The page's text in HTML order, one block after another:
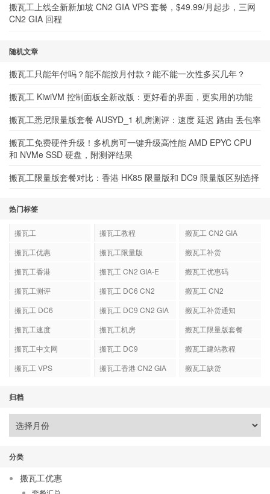
搬瓦工上线全新新加坡 CN2 GIA VPS 套餐，$49.99/月起步，三网
CN2 GIA 回程
随机文章
搬瓦工只能年付吗？能不能按月付款？能不能一次性多买几年？
搬瓦工 KiwiVM 控制面板全新改版：更好看的界面，更实用的功能
搬瓦工悉尼限量版套餐 AUSYD_1 机房测评：速度 延迟 路由 丢包率
搬瓦工免费硬件升级！多机房可一键升级高性能 AMD EPYC CPU
和 NVMe SSD 硬盘，附测评结果
搬瓦工限量版套餐对比：香港 HK85 限量版和 DC9 限量版区别选择
热门标签
搬瓦工 搬瓦工教程
搬瓦工 CN2 GIA
搬瓦工优惠
搬瓦工限量版
搬瓦工补货
搬瓦工香港
搬瓦工 CN2 GIA-E
搬瓦工优惠码
搬瓦工测评
搬瓦工 DC6 CN2
搬瓦工 CN2
搬瓦工 DC6
搬瓦工 DC9 CN2 GIA
搬瓦工补货通知
搬瓦工速度
搬瓦工机房
搬瓦工限量版套餐
搬瓦工中文网
搬瓦工 DC9
搬瓦工建站教程
搬瓦工 VPS
搬瓦工香港 CN2 GIA 搬瓦工缺货
归档
分类
搬瓦工优惠